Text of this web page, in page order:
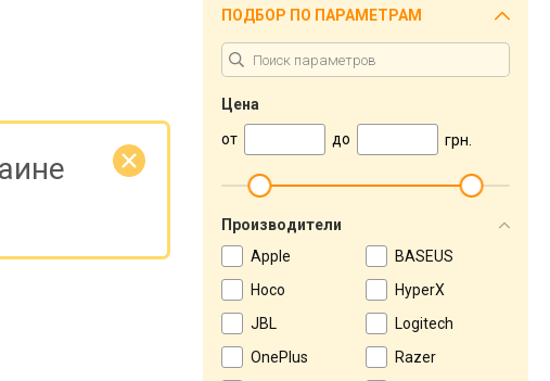
ПОДБОР ПО ПАРАМЕТРАМ
Цена
от
до грн.
Производители
Apple
BASEUS
Hoco
HyperX
JBL
Logitech
OnePlus
Razer